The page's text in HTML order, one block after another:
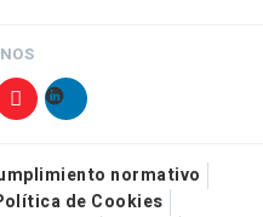
normativo
de Cookies